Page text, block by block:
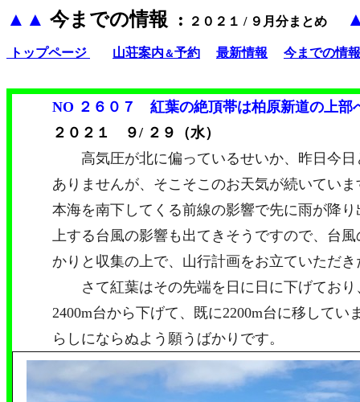
▲▲ 今までの情報 : ２０２１ / ９月分まとめ
トップページ 山荘案内 ＆予約 最新情報 今までの情報
NO ２６０７ 紅葉の絶頂帯は柏原新道の上部
２０２１ ９/ ２９（水）
高気圧が北に偏っているせいか、昨日今日
ありませんが、そこそこのお天気が続いてい
本海を南下してくる前線の影響で先に雨が降
上する台風の影響も出てきそうですので、台
かりと収集の上で、山行計画をお立ていた
さて紅葉はその先端を日に日に下げており
2400m台から下げて、既に2200m台に移してい
らしにならぬよう願うばかりです。